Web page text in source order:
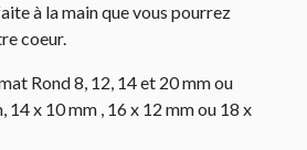
à la main que vous pourrez
coeur.
Rond 8, 12, 14 et 20 mm ou
14 x 10 mm , 16 x 12 mm ou 18 x